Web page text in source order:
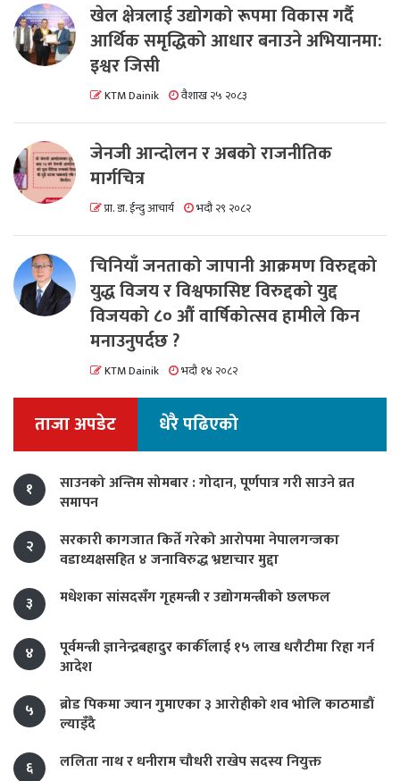
खेल क्षेत्रलाई उद्योगको रूपमा विकास गर्दै
आर्थिक समृद्धिको आधार बनाउने अभियानमा:
इश्वर जिसी
KTM Dainik वैशाख २५ २०८३
जेनजी आन्दोलन र अबको राजनीतिक
मार्गचित्र
प्रा. डा. ईन्दु आचार्य भदौ २९ २०८२
चिनियाँ जनताको जापानी आक्रमण विरुद्दको
युद्ध विजय र विश्वफासिष्ट विरुद्दको युद्द
विजयको ८० औं वार्षिकोत्सव हामीले किन
मनाउनुपर्दछ ?
KTM Dainik भदौ १४ २०८२
ताजा अपडेट धेरै पढिएको
१
साउनको अन्तिम सोमबार : गोदान, पूर्णपात्र गरी साउने व्रत
समापन
२
सरकारी कागजात किर्ते गरेको आरोपमा नेपालगन्जका
वडाध्यक्षसहित ४ जनाविरुद्ध भ्रष्टाचार मुद्दा
३
मधेशका सांसदसँग गृहमन्त्री र उद्योगमन्त्रीको छलफल
४
पूर्वमन्त्री ज्ञानेन्द्रबहादुर कार्कीलाई १५ लाख धरौटीमा रिहा गर्न
आदेश
५
ब्रोड पिकमा ज्यान गुमाएका ३ आरोहीको शव भोलि काठमाडौं
ल्याइँदै
६
ललिता नाथ र धनीराम चौधरी राखेप सदस्य नियुक्त